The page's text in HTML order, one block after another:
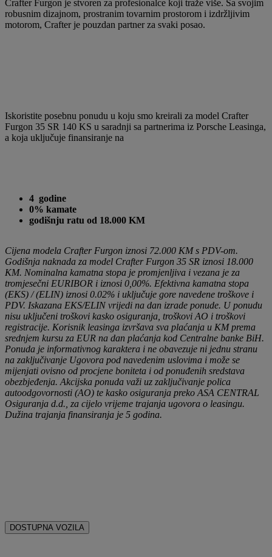
Crafter Furgon je stvoren za profesionalce koji traže više. Sa svojim
robusnim dizajnom, prostranim tovarnim prostorom i izdržljivim
motorom, Crafter je pouzdan partner za svaki posao.
Iskoristite posebnu ponudu u koju smo kreirali za model Crafter
Furgon 35 SR 140 KS u saradnji sa partnerima iz Porsche Leasinga,
a koja uključuje finansiranje na
4 godine
0% kamate
godišnju ratu od 18.000 KM
Cijena modela Crafter Furgon iznosi 72.000 KM s PDV-om.
Godišnja naknada za model Crafter Furgon 35 SR iznosi 18.000
KM. Nominalna kamatna stopa je promjenljiva i vezana je za
tromjesečni EURIBOR i iznosi 0,00%. Efektivna kamatna stopa
(EKS) / (ELIN) iznosi 0.02% i uključuje gore navedene troškove i
PDV. Iskazana EKS/ELIN vrijedi na dan izrade ponude. U ponudu
nisu uključeni troškovi kasko osiguranja, troškovi AO i troškovi
registracije. Korisnik leasinga izvršava sva plaćanja u KM prema
srednjem kursu za EUR na dan plaćanja kod Centralne banke BiH.
Ponuda je informativnog karaktera i ne obavezuje ni jednu stranu
na zaključivanje Ugovora pod navedenim uslovima i može se
mijenjati ovisno od procjene boniteta i od ponuđenih sredstava
obezbjeđenja. Akcijska ponuda važi uz zaključivanje polica
autoodgovornosti (AO) te kasko osiguranja preko ASA CENTRAL
Osiguranja d.d., za cijelo vrijeme trajanja ugovora o leasingu.
Dužina trajanja finansiranja je 5 godina.
DOSTUPNA VOZILA